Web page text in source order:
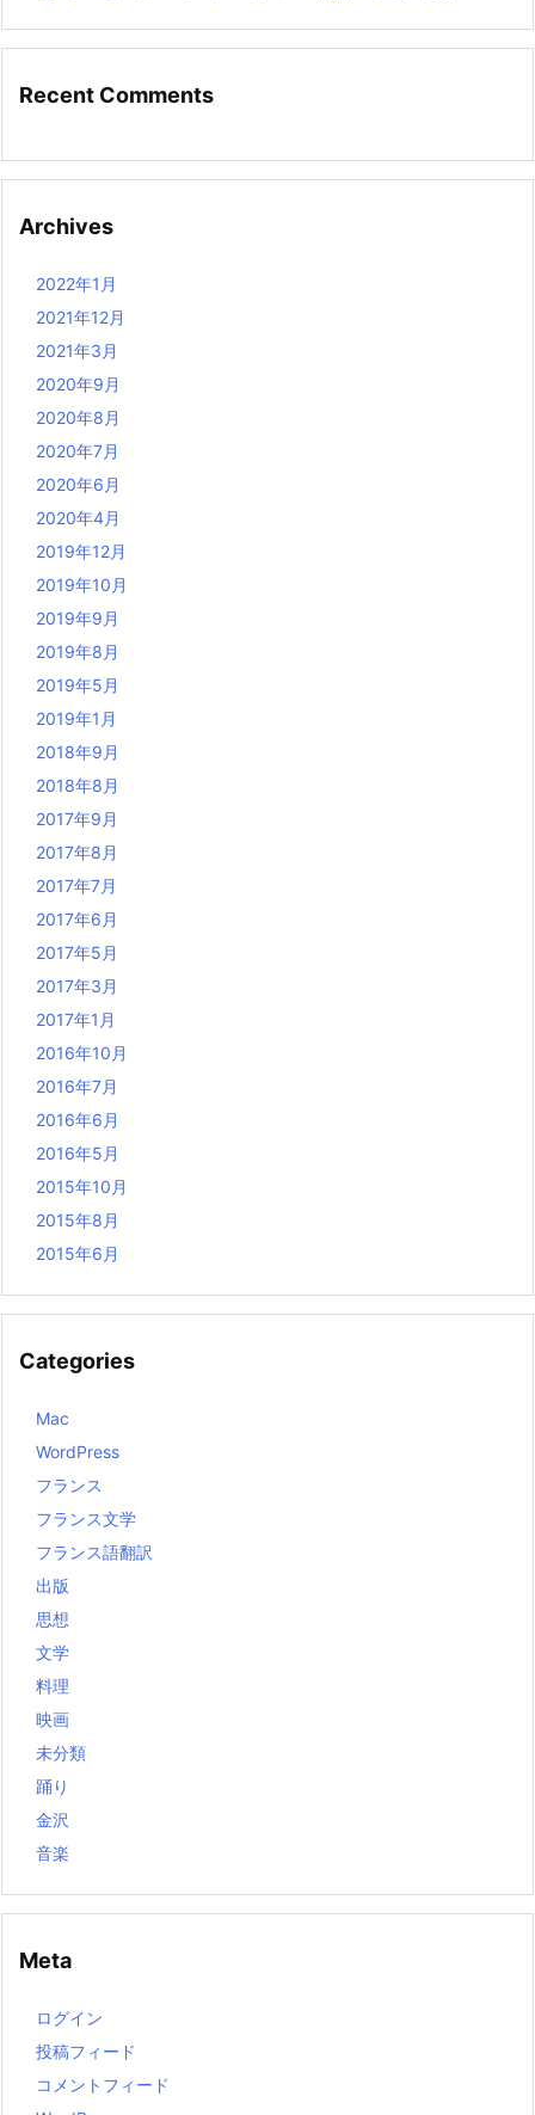
Recent Comments
Archives
2022年1月
2021年12月
2021年3月
2020年9月
2020年8月
2020年7月
2020年6月
2020年4月
2019年12月
2019年10月
2019年9月
2019年8月
2019年5月
2019年1月
2018年9月
2018年8月
2017年9月
2017年8月
2017年7月
2017年6月
2017年5月
2017年3月
2017年1月
2016年10月
2016年7月
2016年6月
2016年5月
2015年10月
2015年8月
2015年6月
Categories
Mac
WordPress
フランス
フランス文学
フランス語翻訳
出版
思想
文学
料理
映画
未分類
踊り
金沢
音楽
Meta
ログイン
投稿フィード
コメントフィード